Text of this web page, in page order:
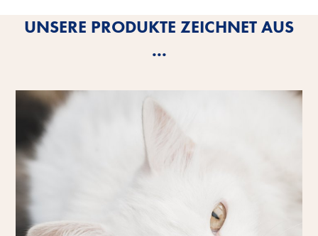
UNSERE PRODUKTE ZEICHNET AUS
...